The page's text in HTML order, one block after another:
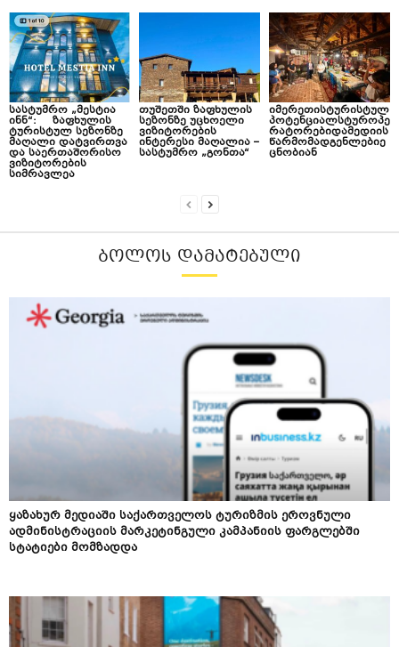
სასტუმრო „მესტია
ინნ“: ზაფხულის
ტურისტულ სეზონზე
მაღალი დატვირთვა
და საერთაშორისო
ვიზიტორების
სიმრავლეა
თუშეთში ზაფხულის
სეზონზე უცხოელი
ვიზიტორების
ინტერესი მაღალია –
სასტუმრო „გონთა“
იმერეთისტურისტულ
პოტენციალსტუროპე
რატორებიდამედიის
წარმომადგენლებიე
ცნობიან
ᲑᲝᲚᲝᲡ ᲓᲐᲛᲐᲢᲔᲑᲣᲚᲘ
ყაზახურ მედიაში საქართველოს ტურიზმის ეროვნული
ადმინისტრაციის მარკეტინგული კამპანიის ფარგლებში
სტატიები მომზადდა